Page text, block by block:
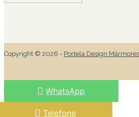
Copyright © 2026 - Portela Design
WhatsApp
Telefone